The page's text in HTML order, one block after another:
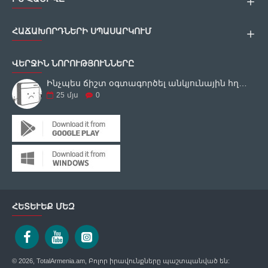
ՀԱՃԱԽՈՐԴՆԵՐԻ ՍՊԱՍԱՐԿՈՒՄ
ՎԵՐՋԻՆ ՆՈՐՈՒԹՅՈՒՆՆԵՐԸ
25 մյս 0
ՀԵՏԵՒԵՔ ՄԵԶ
© 2026, TotalArmenia.am, Բոլոր իրավունքները պաշտպանված են: